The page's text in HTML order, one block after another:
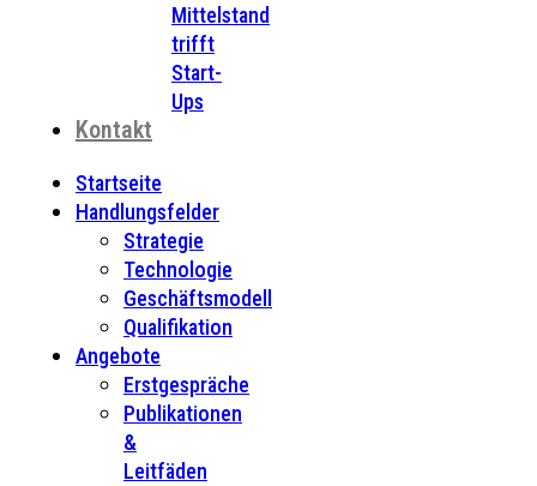
Mittelstand
trifft
Start-
Ups
Kontakt
Startseite
Handlungsfelder
Strategie
Technologie
Geschäftsmodell
Qualifikation
Angebote
Erstgespräche
Publikationen
&
Leitfäden